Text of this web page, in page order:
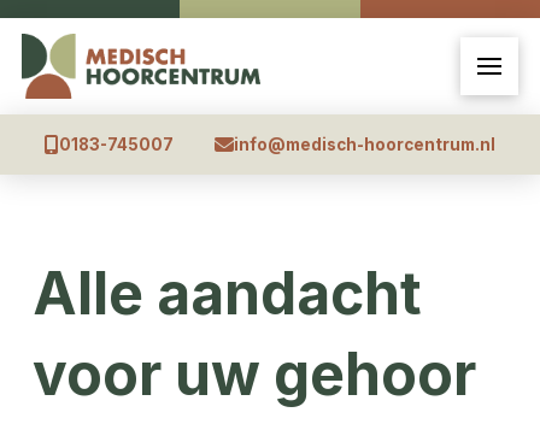
0183-745007 info@medisch-hoorcentrum.nl
Alle aandacht
voor uw gehoor